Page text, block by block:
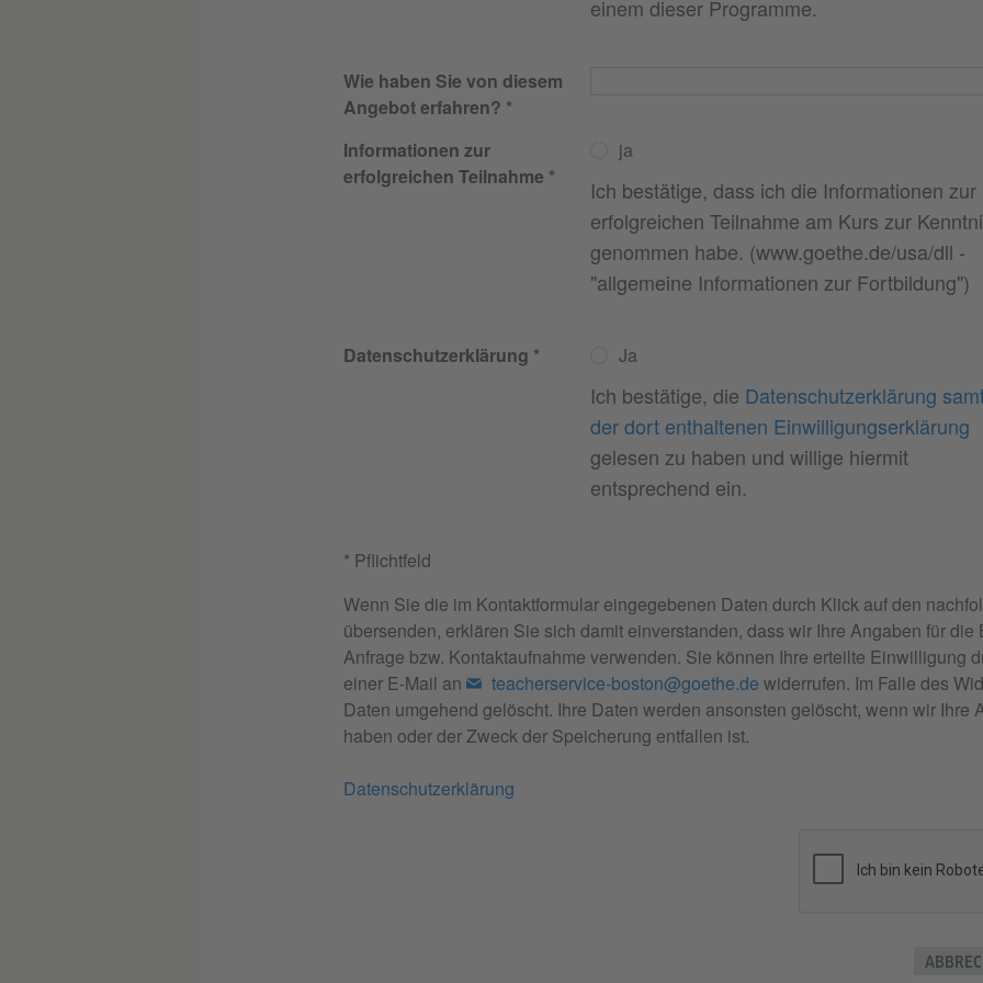
einem dieser Programme.
Wie haben Sie von diesem
Angebot erfahren?
Informationen zur
erfolgreichen Teilnahme
ja
Ich bestätige, dass ich die Informationen zur
erfolgreichen Teilnahme am Kurs zur
genommen habe. (www.goethe.de/usa/dll -
"allgemeine Informationen zur Fortbildung")
Datenschutzerklärung Ja
Ich bestätige, die Datenschutzerklärung
der dort enthaltenen Einwilligungserklärung
gelesen zu haben und willige hiermit
entsprechend ein.
* Pflichtfeld
Wenn Sie die im Kontaktformular eingegebenen Daten durch Klick auf den
übersenden, erklären Sie sich damit einverstanden, dass wir Ihre Angaben für die
Anfrage bzw. Kontaktaufnahme verwenden. Sie können Ihre erteilte Einwilligung
einer E-Mail an
teacherservice-boston@goethe.de widerrufen. Im Falle des
Daten umgehend gelöscht. Ihre Daten werden ansonsten gelöscht, wenn wir Ihre
haben oder der Zweck der Speicherung entfallen ist.
Datenschutzerklärung